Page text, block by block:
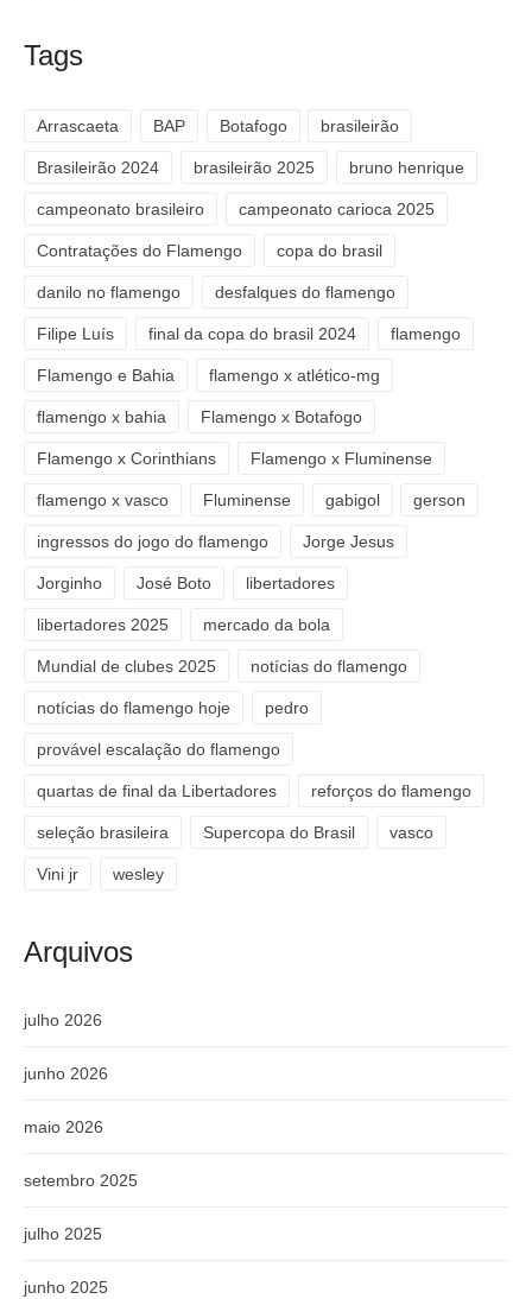
Tags
Arrascaeta BAP Botafogo brasileirão
Brasileirão 2024 brasileirão 2025 bruno henrique
campeonato brasileiro campeonato carioca 2025
Contratações do Flamengo copa do brasil
danilo no flamengo desfalques do flamengo
Filipe Luís final da copa do brasil 2024 flamengo
Flamengo e Bahia flamengo x atlético-mg
flamengo x bahia Flamengo x Botafogo
Flamengo x Corinthians Flamengo x Fluminense
flamengo x vasco Fluminense gabigol gerson
ingressos do jogo do flamengo Jorge Jesus
Jorginho José Boto libertadores
libertadores 2025 mercado da bola
Mundial de clubes 2025 notícias do flamengo
notícias do flamengo hoje pedro
provável escalação do flamengo
quartas de final da Libertadores reforços do flamengo
seleção brasileira Supercopa do Brasil vasco
Vini jr wesley
Arquivos
julho 2026
junho 2026
maio 2026
setembro 2025
julho 2025
junho 2025